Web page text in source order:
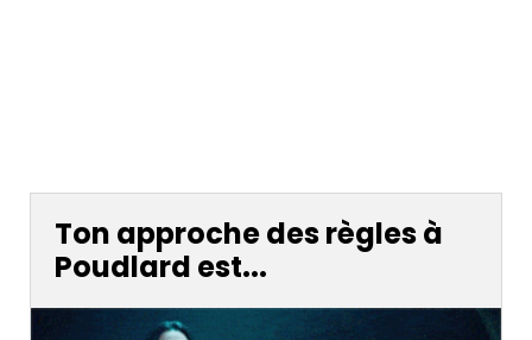
Ton approche des règles à
Poudlard est...